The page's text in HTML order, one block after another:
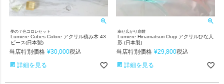
夢の７色コロレセット
Lumiere Cubes Colore アクリル積み木 43
ピース(日本製)
当店特別価格 ¥30,000税込
詳細を見る
幸せ広がり扇雛
Lumiere Hinamatsuri Ougi アクリルひな人
形 (日本製)
当店特別価格 ¥29,800税込
詳細を見る